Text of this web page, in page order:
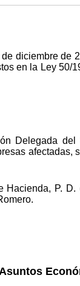
diciembre de
en la Ley 50/
Delegada del
afectadas,
P. D.